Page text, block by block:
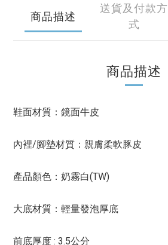
商品描述
送貨及付款方
式
商品描述
鞋面材質：鏡面牛皮
內裡/腳墊材質：親膚柔軟豚皮
產品顏色：奶霧白(TW)
大底材質：輕量發泡厚底
前底厚度 : 3.5公分